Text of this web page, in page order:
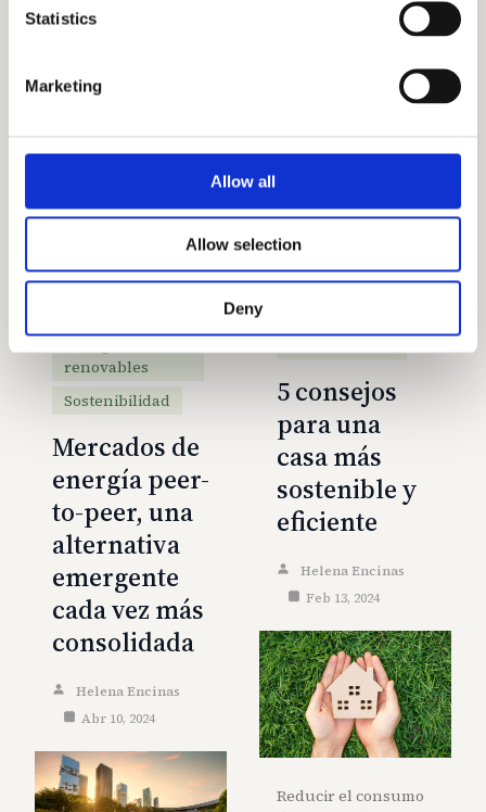
Statistics
Marketing
Allow all
Allow selection
Deny
relacionados con el
poder informarte,
asesorarte e
minimizar el impacto
Leer artículo
renovables
Sostenibilidad
Mercados de
energía peer-
to-peer, una
alternativa
emergente
cada vez más
consolidada
Helena Encinas
Abr 10, 2024
5 consejos
para una
casa más
sostenible y
eficiente
Helena Encinas
Feb 13, 2024
Reducir el consumo